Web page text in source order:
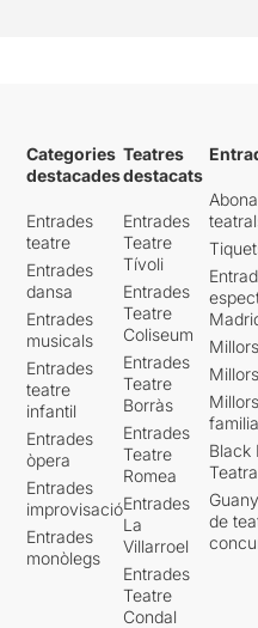
Categories
destacades
Entrades
teatre
Entrades
dansa
Entrades
musicals
Entrades
teatre
infantil
Entrades
òpera
Entrades
improvisació
Entrades
monòlegs
Teatres
destacats
Entrades
Teatre
Tívoli
Entrades
Teatre
Coliseum
Entrades
Teatre
Borràs
Entrades
Teatre
Romea
Entrades
La
Villarroel
Entrades
Teatre
Condal
Black
de